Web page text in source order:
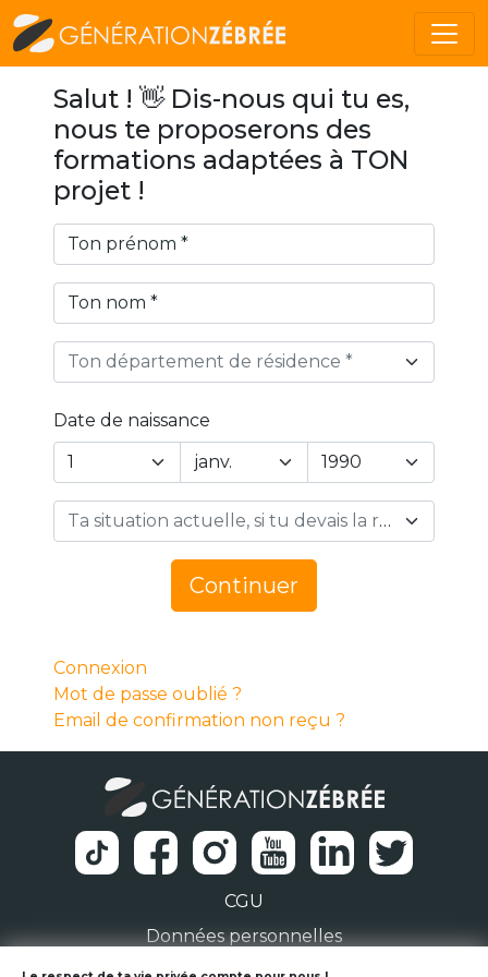
Salut ! 👋 Dis-nous qui tu es,
nous te proposerons des
formations adaptées à TON
projet !
Ton département de résidence *
Date de naissance
Year
Day
Ta situation actuelle, si tu devais la résumer en 1 mot… *
Continuer
Connexion
Mot de passe oublié ?
Email de confirmation non reçu ?
CGU
Données personnelles